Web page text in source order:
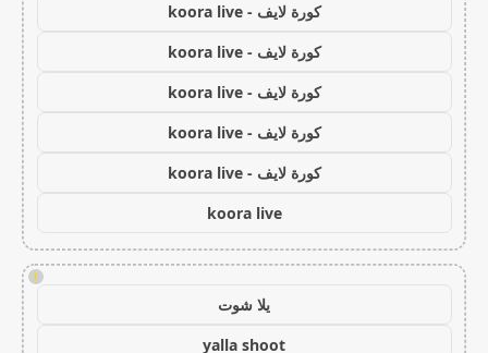
كورة لايف - koora live
كورة لايف - koora live
كورة لايف - koora live
كورة لايف - koora live
كورة لايف - koora live
koora live
!
يلا شوت
yalla shoot